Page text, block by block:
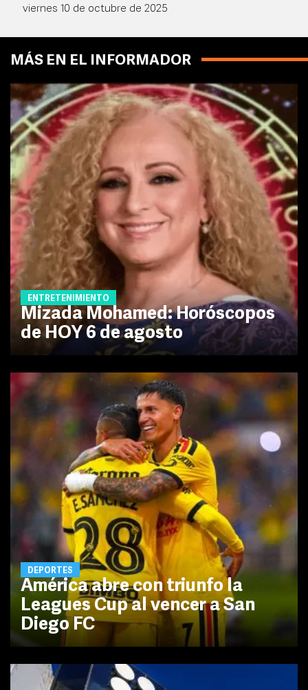
viernes 10 de octubre de 2025
MÁS EN EL INFORMADOR
ENTRETENIMIENTO
Mizada Mohamed: Horóscopos
de HOY 6 de agosto
DEPORTES
América abre con triunfo la
Leagues Cup al vencer a San
Diego FC